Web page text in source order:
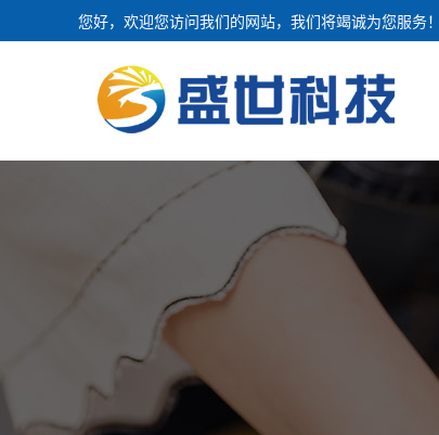
您好，欢迎您访问我们的网站，我们将竭诚为您服务！